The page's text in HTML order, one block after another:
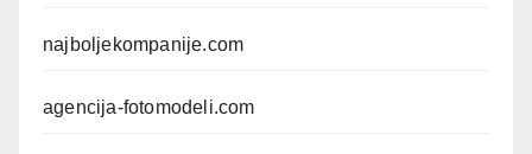
najboljekompanije.com
agencija-fotomodeli.com